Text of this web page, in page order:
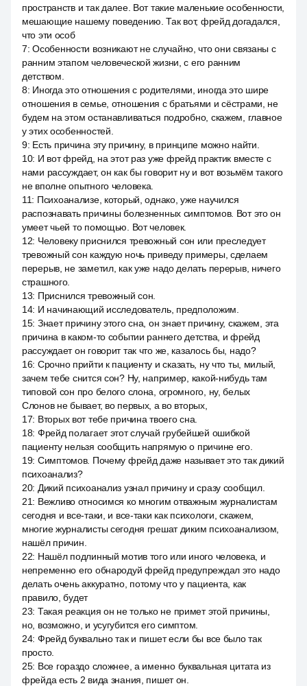
пространств и так далее. Вот такие маленькие особенности,
мешающие нашему поведению. Так вот, фрейд догадался,
что эти особ
7:Особенности возникают не случайно, что они связаны с
ранним этапом человеческой жизни, с его ранним
детством.
8: Иногда это отношения с родителями, иногда это шире
отношения в семье, отношения с братьями и сёстрами, не
будем на этом останавливаться подробно, скажем, главное
у этих особенностей.
9: Есть причина эту причину, в принципе можно найти.
10: И вот фрейд, на этот раз уже фрейд практик вместе с
нами рассуждает, он как бы говорит ну и вот возьмём такого
не вполне опытного человека.
11: Психоанализе, который, однако, уже научился
распознавать причины болезненных симптомов. Вот это он
умеет чьей то помощью. Вот человек.
12: Человеку приснился тревожный сон или преследует
тревожный сон каждую ночь приведу примеры, сделаем
перерыв, не заметил, как уже надо делать перерыв, ничего
страшного.
13: Приснился тревожный сон.
14: И начинающий исследователь, предположим.
15: Знает причину этого сна, он знает причину, скажем, эта
причина в каком-то событии раннего детства, и фрейд
рассуждает он говорит так что же, казалось бы, надо?
16: Срочно прийти к пациенту и сказать, ну что ты, милый,
зачем тебе снится сон? Ну, например, какой-нибудь там
типовой сон про белого слона, огромного, ну, белых
Слонов не бывает, во первых, а во вторых,
17: Вторых вот тебе причина твоего сна.
18: Фрейд полагает этот случай грубейшей ошибкой
пациенту нельзя сообщить напрямую о причине его.
19: Симптомов. Почему фрейд даже называет это так дикий
психоанализ?
20: Дикий психоанализ узнал причину и сразу сообщил.
21: Вежливо относимся ко многим отважным журналистам
сегодня и все-таки, и все-таки как психологи, скажем,
многие журналисты сегодня грешат диким психоанализом,
нашёл причин.
22: Нашёл подлинный мотив того или иного человека, и
непременно его обнародуй фрейд предупреждал это надо
делать очень аккуратно, потому что у пациента, как
правило, будет
23: Такая реакция он не только не примет этой причины,
но, возможно, и усугубится его симптом.
24: Фрейд буквально так и пишет если бы все было так
просто.
25: Все гораздо сложнее, а именно буквальная цитата из
фрейда есть 2 вида знания, пишет он.